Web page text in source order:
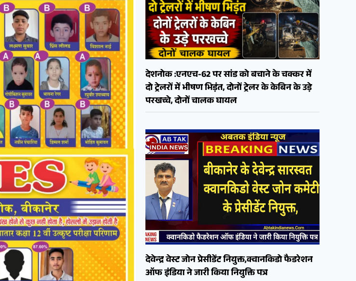
देशनोक :एनएच-62 पर सांड को बचाने के चक्कर में
दो ट्रेलरों में भीषण भिड़ंत, दोनों ट्रेलर के केबिन के उड़े
परखच्चे, दोनों चालक घायल
देवेन्द्र वेस्ट जोन प्रेसीडेंट नियुक्त,क्वानकिडो फैडरेशन
ऑफ इंडिया ने जारी किया नियुक्ति पत्र